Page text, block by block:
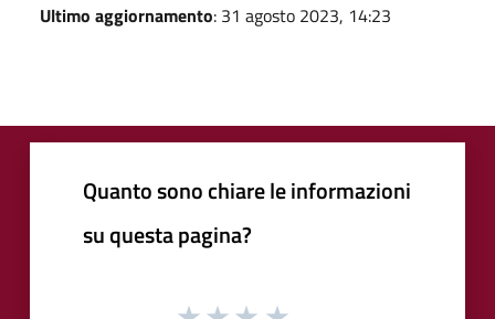
Ultimo aggiornamento: 31 agosto 2023, 14:23
Quanto sono chiare le informazioni
su questa pagina?